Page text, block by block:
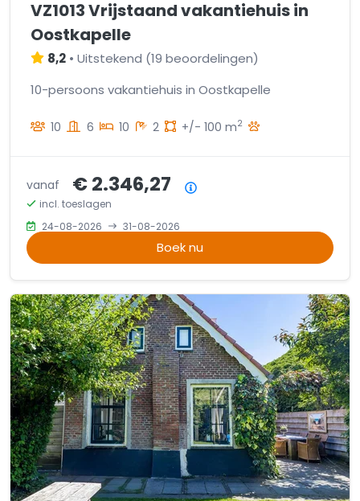
VZ1013 Vrijstaand vakantiehuis in
Oostkapelle
8,2 • Uitstekend (19 beoordelingen)
10-persoons vakantiehuis in Oostkapelle
10 6 10 2 +/- 100 m2
vanaf € 2.346,27
incl. toeslagen
24-08-2026
31-08-2026
Boek nu